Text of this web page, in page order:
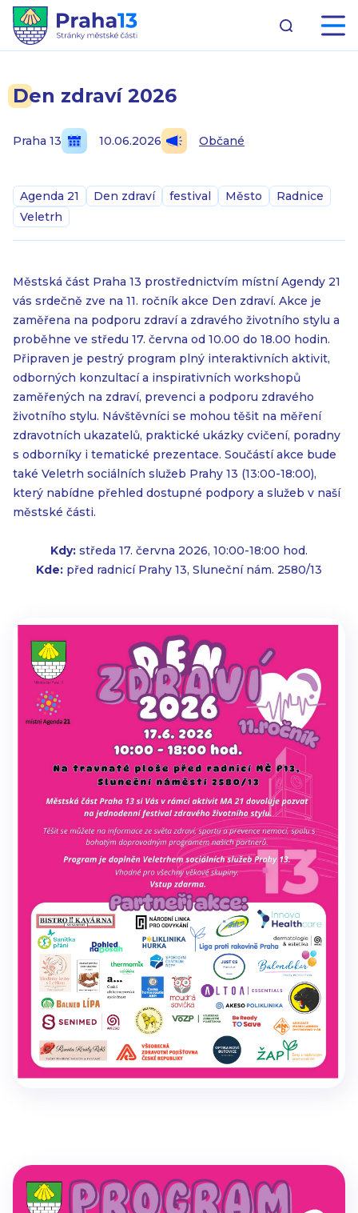
Den zdraví 2026
Praha 13 10.06.2026 Občané
Agenda 21 Den zdraví festival Město
Radnice
Veletrh
Městská část Praha 13 prostřednictvím místní Agendy 21
vás srdečně zve na 11. ročník akce Den zdraví. Akce je
zaměřena na podporu zdraví a zdravého životního stylu a
proběhne ve středu 17. června od 10.00 do 18.00 hodin.
Připraven je pestrý program plný interaktivních aktivit,
odborných konzultací a inspirativních workshopů
zaměřených na zdraví, prevenci a podporu zdravého
životního stylu. Návštěvníci se mohou těšit na měření
zdravotních ukazatelů, praktické ukázky cvičení, poradny
s odborníky i tematické prezentace. Součástí akce bude
také Veletrh sociálních služeb Prahy 13 (13:00-18:00),
který nabídne přehled dostupné podpory a služeb v naší
městské části.
Kdy: středa 17. června 2026, 10:00-18:00 hod.
Kde: před radnicí Prahy 13, Sluneční nám. 2580/13